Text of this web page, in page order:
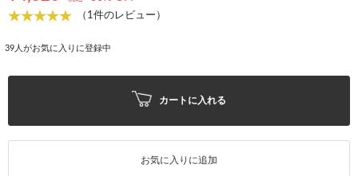
（1件のレビュー）
39 人がお気に入りに登録中
カートに入れる
お気に入りに追加